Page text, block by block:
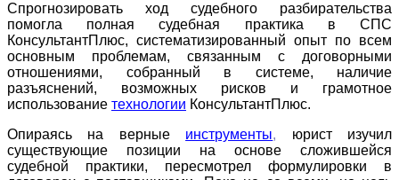
Спрогнозировать ход судебного разбирательства
помогла полная судебная практика в СПС
КонсультантПлюс, систематизированный опыт по всем
основным проблемам, связанным с договорными
отношениями, собранный в системе, наличие
разъяснений, возможных рисков и грамотное
использование технологии КонсультантПлюс.
Опираясь на верные инструменты, юрист изучил
существующие позиции на основе сложившейся
судебной практики, пересмотрел формулировки в